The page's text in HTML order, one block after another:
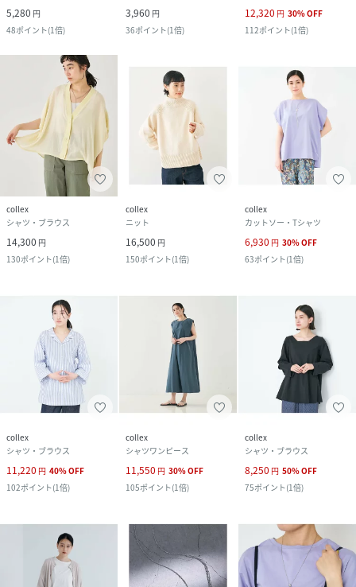
5,280 円
48ポイント(1倍)
3,960 円
36ポイント(1倍)
12,320 円 30%OFF
112ポイント(1倍)
collex
シャツ・ブラウス
14,300 円
130ポイント(1倍)
collex
ニット
16,500 円
150ポイント(1倍)
collex
カットソー・Tシャツ
6,930 円 30%OFF
63ポイント(1倍)
collex
シャツ・ブラウス
11,220 円 40%OFF
102ポイント(1倍)
collex
シャツワンピース
11,550 円 30%OFF
105ポイント(1倍)
collex
シャツ・ブラウス
8,250 円 50%OFF
75ポイント(1倍)